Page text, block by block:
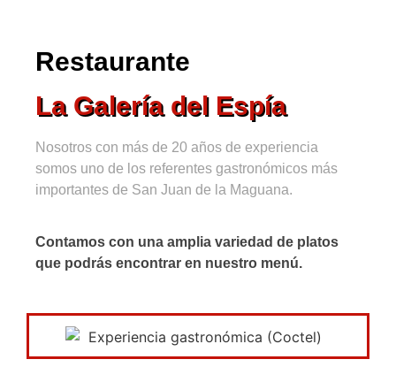
Restaurante
La Galería del Espía
Nosotros con más de 20 años de experiencia
somos uno de los referentes gastronómicos más
importantes de San Juan de la Maguana.
Contamos con una amplia variedad de platos
que podrás encontrar en nuestro menú.